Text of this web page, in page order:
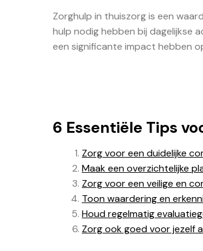
Zorghulp in thuiszorg is een
hulp nodig hebben bij dagelijkse
een significante impact hebben
6 Essentiële Tips
Zorg voor een duidelijke
Maak een overzichtelijke
Zorg voor een veilige en
Toon waardering en
Houd regelmatig
Zorg ook goed voor jezelf